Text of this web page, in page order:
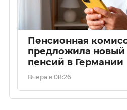
Пенсионная
предложила новый
пенсий в Германии
Вчера в 08:26